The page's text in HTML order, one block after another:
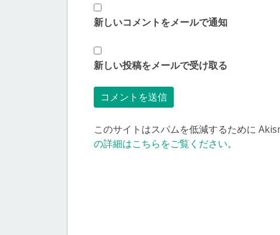
新しいコメントをメールで通知
新しい投稿をメールで受け取る
このサイトはスパムを低減するために
の詳細はこちらをご覧ください。